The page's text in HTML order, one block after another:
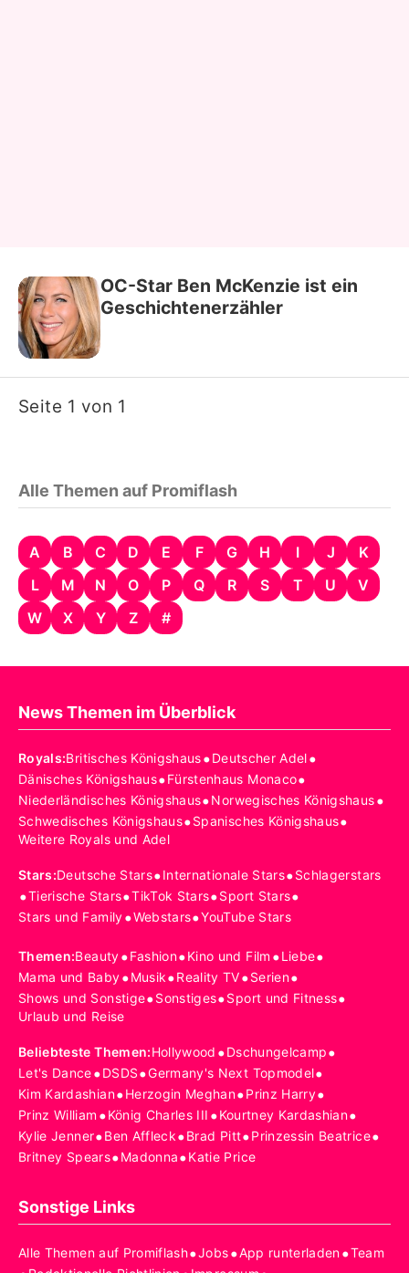
OC-Star Ben McKenzie ist ein
Geschichtenerzähler
Seite 1 von 1
Alle Themen auf Promiflash
A B C D E F G H I J
K
L
M N O P Q R S T U
V
W
X Y Z #
News Themen im Überblick
Royals:Britisches Königshaus•Deutscher Adel•
Dänisches Königshaus•Fürstenhaus Monaco•
Niederländisches Königshaus•Norwegisches Königshaus•
Schwedisches Königshaus•Spanisches Königshaus•
Weitere Royals und Adel
Stars:Deutsche Stars•Internationale Stars•Schlagerstars
•Tierische Stars•TikTok Stars•Sport Stars•
Stars und Family•Webstars•YouTube Stars
Themen:Beauty•Fashion•Kino und Film •Liebe•
Mama und Baby•Musik•Reality TV•Serien•
Shows und Sonstige•Sonstiges•Sport und Fitness•
Urlaub und Reise
Beliebteste Themen:Hollywood •Dschungelcamp•
Let's Dance•DSDS•Germany's Next Topmodel•
Kim Kardashian•Herzogin Meghan•Prinz Harry•
Prinz William •König Charles III •Kourtney Kardashian•
Kylie Jenner•Ben Affleck•Brad Pitt•Prinzessin Beatrice•
Britney Spears•Madonna•Katie Price
Sonstige Links
Alle Themen auf Promiflash•Jobs•App runterladen•Team